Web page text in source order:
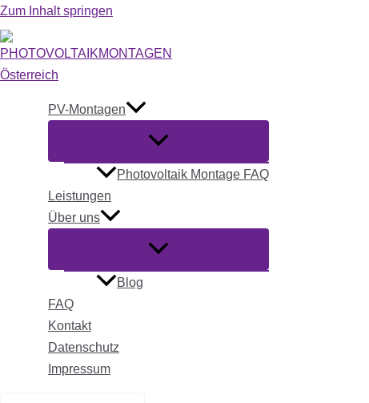
Zum Inhalt springen
PV-Montagen
Photovoltaik Montage FAQ
Leistungen
Über uns
Blog
FAQ
Kontakt
Datenschutz
Impressum